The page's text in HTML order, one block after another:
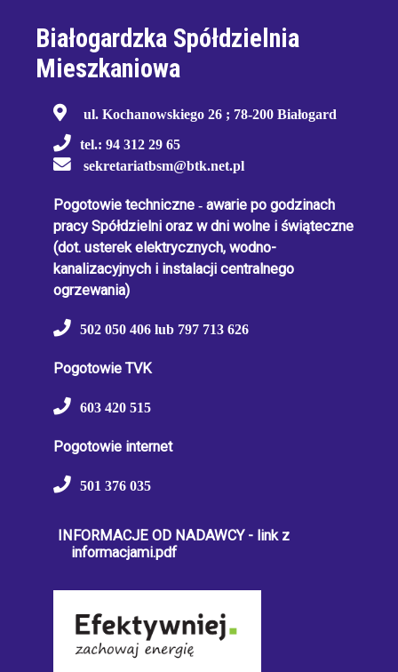
Białogardzka Spółdzielnia
Mieszkaniowa
ul. Kochanowskiego 26 ; 78-200 Białogard
tel.: 94 312 29 65
sekretariatbsm@btk.net.pl
Pogotowie techniczne - awarie po godzinach
pracy Spółdzielni oraz w dni wolne i świąteczne
(dot. usterek elektrycznych, wodno-
kanalizacyjnych i instalacji centralnego
ogrzewania)
502 050 406 lub 797 713 626
Pogotowie TVK
603 420 515
Pogotowie internet
501 376 035
INFORMACJE OD NADAWCY - link z
informacjami.pdf